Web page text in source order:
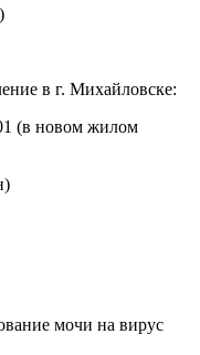
в г. Михайловске:
(в новом жилом
мочи на вирус